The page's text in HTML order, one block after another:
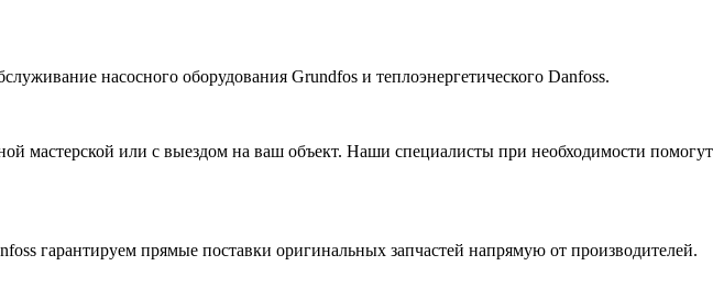
насосного оборудования Grundfos и теплоэнергетического Danfoss.
мастерской или с выездом на ваш объект. Наши специалисты при необходимости
гарантируем прямые поставки оригинальных запчастей напрямую от производителей.